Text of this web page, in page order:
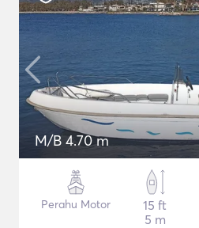
M/B 4.70 m
Perahu Motor
15 ft
5 m